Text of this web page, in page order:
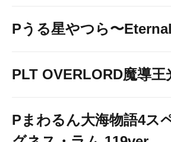
Pうる星やつら〜
PLT OVERLORD魔導王
Pまわるん大海物語4ス